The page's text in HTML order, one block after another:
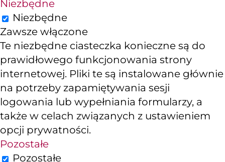
Niezbędne
Niezbędne
Zawsze włączone
Te niezbędne ciasteczka konieczne są do
prawidłowego funkcjonowania strony
internetowej. Pliki te są instalowane głównie
na potrzeby zapamiętywania sesji
logowania lub wypełniania formularzy, a
także w celach związanych z ustawieniem
opcji prywatności.
Pozostałe
Pozostałe